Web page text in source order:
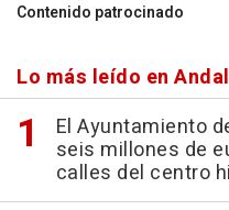
Contenido patrocinado
Lo más leído en
El Ayuntamiento
seis millones de
calles del centro